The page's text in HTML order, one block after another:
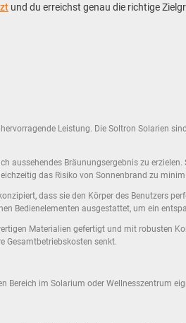
und du erreichst genau die richtige
Leistung. Die Soltron Solarien
Bräunungsergebnis zu erzielen.
das Risiko von Sonnenbrand zu
dass sie den Körper des Benutzers
Bedienelementen ausgestattet, um ein
Materialien gefertigt und mit robusten
Gesamtbetriebskosten senkt.
im Solarium oder Wellnesszentrum